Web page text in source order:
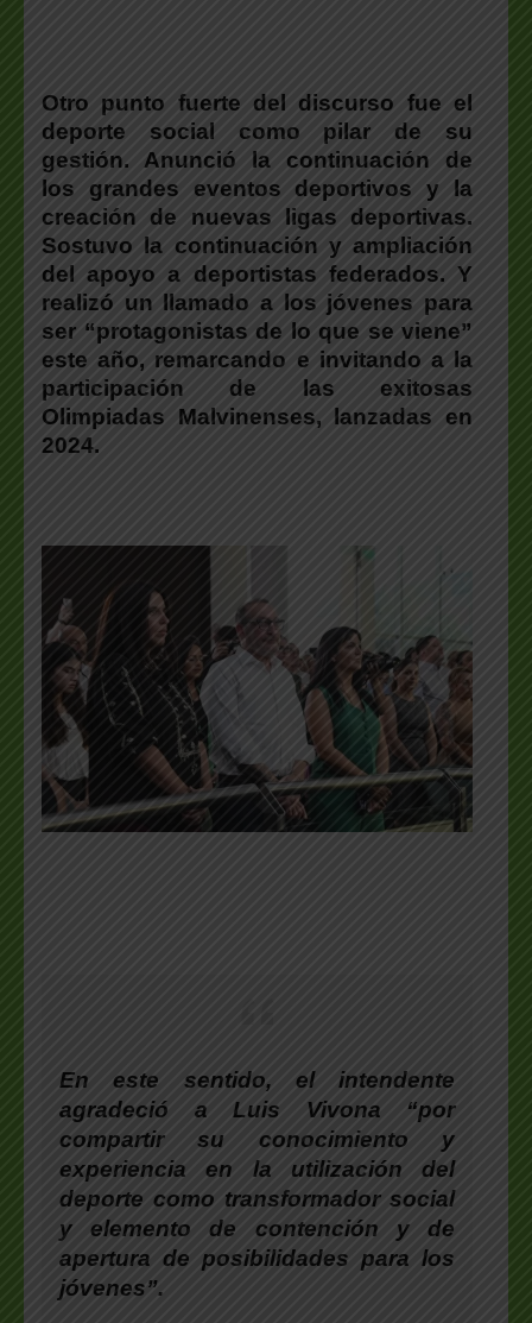
Otro punto fuerte del discurso fue el
deporte social como pilar de su
gestión. Anunció la continuación de
los grandes eventos deportivos y la
creación de nuevas ligas deportivas.
Sostuvo la continuación y ampliación
del apoyo a deportistas federados. Y
realizó un llamado a los jóvenes para
ser “protagonistas de lo que se viene”
este año, remarcando e invitando a la
participación de las exitosas
Olimpiadas Malvinenses, lanzadas en
2024.
En este sentido, el intendente
agradeció a Luis Vivona “por
compartir su conocimiento y
experiencia en la utilización del
deporte como transformador social
y elemento de contención y de
apertura de posibilidades para los
jóvenes”.